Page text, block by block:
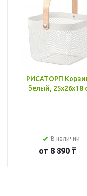
РИСАТОРП
белый, 25x26x18
В наличии
от 8 890 ₸